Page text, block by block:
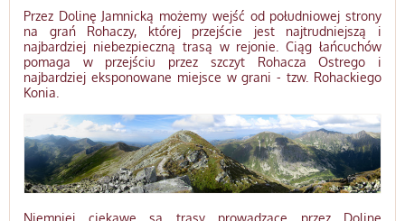
Przez Dolinę Jamnicką możemy wejść od południowej strony
na grań Rohaczy, której przejście jest najtrudniejszą i
najbardziej niebezpieczną trasą w rejonie. Ciąg łańcuchów
pomaga w przejściu przez szczyt Rohacza Ostrego i
najbardziej eksponowane miejsce w grani - tzw. Rohackiego
Konia.
Niemniej ciekawe są trasy prowadzące przez Dolinę